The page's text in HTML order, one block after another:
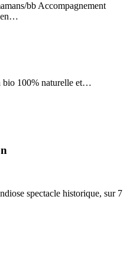
bb Accompagnement
bio 100% naturelle et…
spectacle historique, sur 7